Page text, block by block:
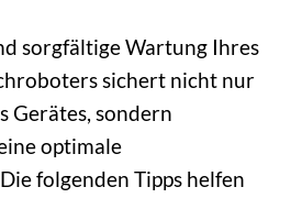
sorgfältige Wartung Ihres
sichert nicht nur
Gerätes, sondern
optimale
folgenden Tipps helfen